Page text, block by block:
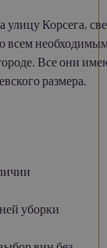
улицу Корсега,
всем
Все они
размера.
уборки